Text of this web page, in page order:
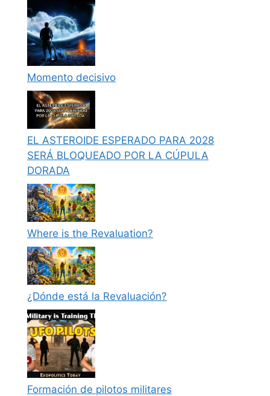
Momento decisivo
EL ASTEROIDE ESPERADO PARA 2028
SERÁ BLOQUEADO POR LA CÚPULA
DORADA
Where is the Revaluation?
¿Dónde está la Revaluación?
Formación de pilotos militares